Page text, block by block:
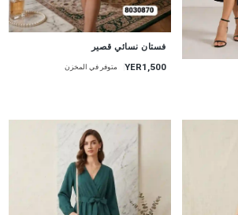
فستان نسائي قصير
YER1,500 متوفر في المخزن